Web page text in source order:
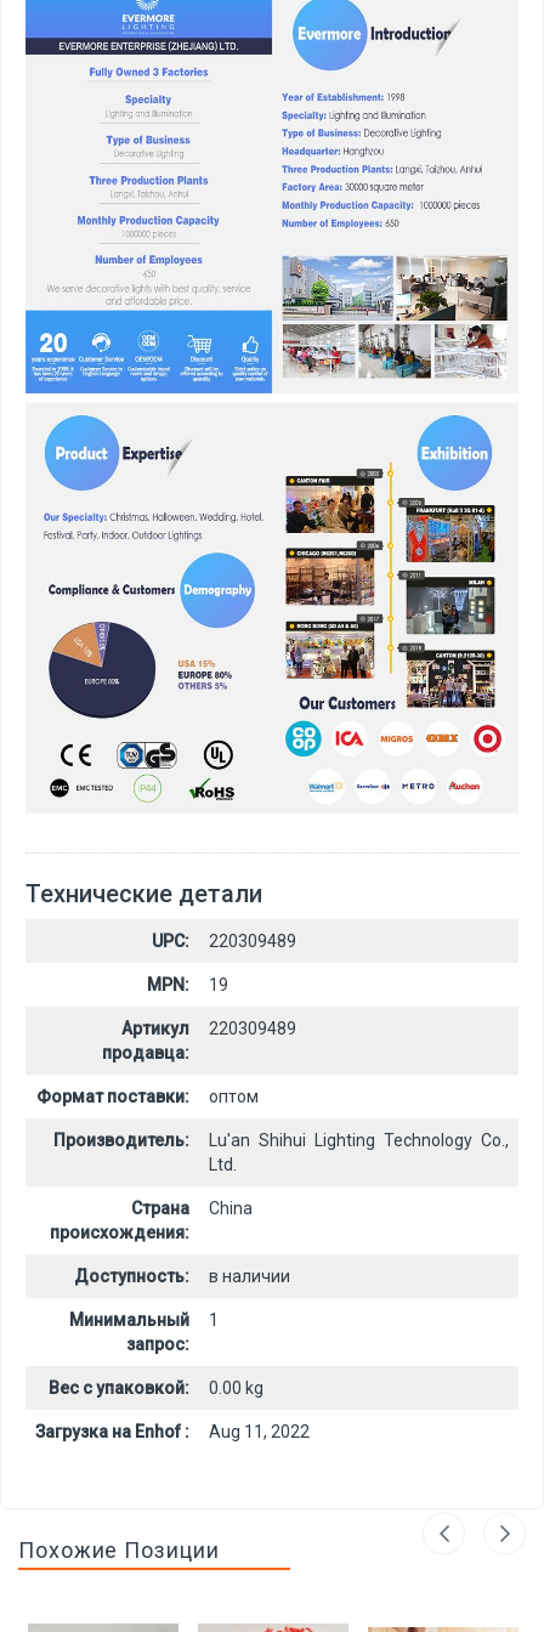
Технические детали
UPC: 220309489
MPN: 19
Артикул
продавца:
220309489
Формат поставки: оптом
Производитель:
Lu'an Shihui Lighting Technology Co.,
Ltd.
Страна
происхождения:
China
Доступность: в наличии
Минимальный
запрос:
1
Вес с упаковкой: 0.00 kg
Загрузка на Enhof : Aug 11, 2022
Похожие Позиции